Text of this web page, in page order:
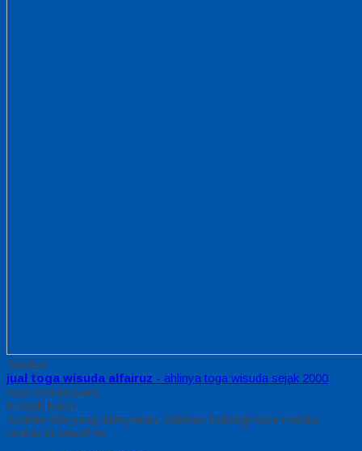
Sidebar
jual toga wisuda alfairuz - ahlinya toga wisuda sejak 2000
toga wisuda juara
Kontak Kami
Apabila ada yang ditanyakan, silahkan hubungi kami melalui
kontak di bawah ini.